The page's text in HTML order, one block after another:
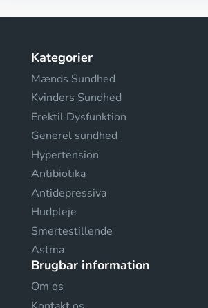
Kategorier
Mænds Sundhed
Kvinders Sundhed
Erektil Dysfunktion
Generel sundhed
Hypertension
Antibiotika
Antidepressiva
Hudpleje
Smertestillende
Astma
Brugbar information
Om os